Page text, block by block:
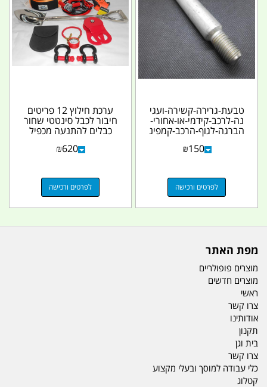
טבעת-גרירה-קשירה-ועגי
נה-לרכב-קידמי-או-אחורי-
הברגה-לגוף-הרכב-קמפינ
ג-לייף
₪150
לפרטים ורכישה
ערכת חילוץ 12 פריטים
חיבור לכבל סינטטי שחור
כבלים להתנעה מכפיל
₪620
לפרטים ורכישה
מפת האתר
מוצרים פופולריים
מוצרים חדשים
ראשי
צרו קשר
אודותינו
תקנון
בית וגן
צרו קשר
כלי עבודה למוסך ובעלי מקצוע
קטלוג